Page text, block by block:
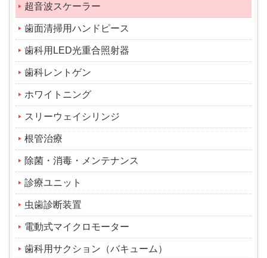
超音波スケーラー
歯面清掃用ハンドピース
歯科用LED光重合照射器
歯科レントゲン
ホワイトニング
スリーウェイシリンジ
根管治療
除菌・消毒・メンテナンス
診療ユニット
虫歯診断装置
電動式マイクロモーター
歯科用サクション（バキューム）